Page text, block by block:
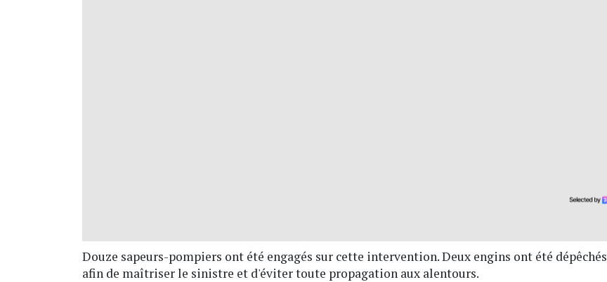
Douze sapeurs-pompiers ont été engagés sur cette intervention. Deux engins ont été dépêchés
afin de maîtriser le sinistre et d'éviter toute propagation aux alentours.